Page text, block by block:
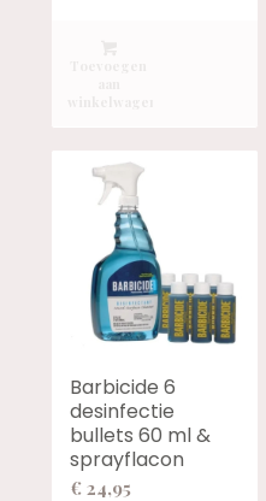
Barbicide 6
desinfectie
bullets 60 ml &
sprayflacon
€ 24,95